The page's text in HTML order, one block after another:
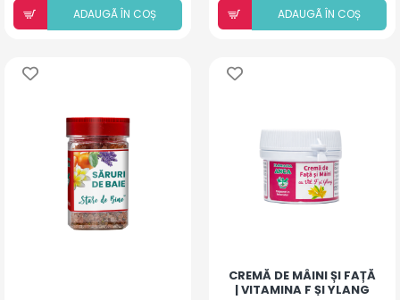
ADAUGÃ ÎN COȘ ADAUGÃ ÎN COȘ
CREMĂ DE MÂINI ȘI FAȚĂ
| VITAMINA F ȘI YLANG